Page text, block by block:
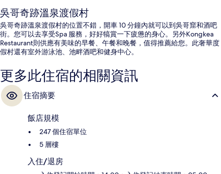
吳哥奇跡溫泉渡假村
吳哥奇跡溫泉渡假村的位置不錯，開車 10 分鐘內就可以到吳哥窟和酒吧
街。您可以去享受Spa 服務，好好犒賞一下疲憊的身心。另外Kongkea
Restaurant則供應有美味的早餐、午餐和晚餐，值得推薦給您。此奢華度
假村還有室外游泳池、池畔酒吧和健身中心。
更多此住宿的相關資訊
住宿摘要
飯店規模
247 個住宿單位
5 層樓
入住/退房